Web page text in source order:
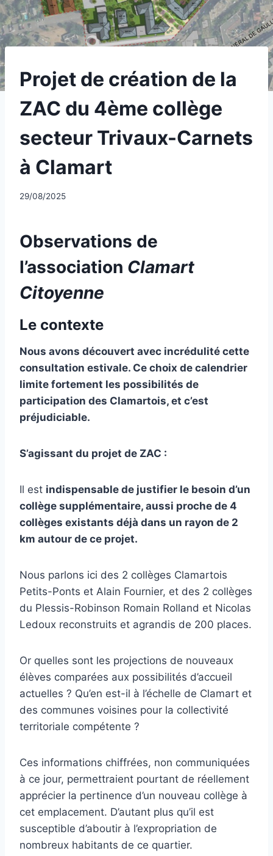
UNCATEGORIZED
Projet de création de la
ZAC du 4ème collège
secteur Trivaux-Carnets
à Clamart
Par
29/08/2025
Observations de
l’association Clamart
Citoyenne
Le contexte
Nous avons découvert avec incrédulité cette
consultation estivale. Ce choix de calendrier
limite fortement les possibilités de
participation des Clamartois, et c’est
préjudiciable.
S’agissant du projet de ZAC :
Il est indispensable de justifier le besoin d’un
collège supplémentaire, aussi proche de 4
collèges existants déjà dans un rayon de 2
km autour de ce projet.
Nous parlons ici des 2 collèges Clamartois
Petits-Ponts et Alain Fournier, et des 2 collèges
du Plessis-Robinson Romain Rolland et Nicolas
Ledoux reconstruits et agrandis de 200 places.
Or quelles sont les projections de nouveaux
élèves comparées aux possibilités d’accueil
actuelles ? Qu’en est-il à l’échelle de Clamart et
des communes voisines pour la collectivité
territoriale compétente ?
Ces informations chiffrées, non communiquées
à ce jour, permettraient pourtant de réellement
apprécier la pertinence d’un nouveau collège à
cet emplacement. D’autant plus qu’il est
susceptible d’aboutir à l’expropriation de
nombreux habitants de ce quartier.